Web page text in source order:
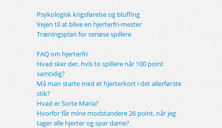
Psykologisk krigsførelse og bluffing
Vejen til at blive en hjerterfri-mester
Træningsplan for seriøse spillere
FAQ om hjerterfri
Hvad sker der, hvis to spillere når 100 point
samtidig?
Må man starte med et hjerterkort i det allerførste
stik?
Hvad er Sorte Maria?
Hvorfor får mine modstandere 26 point, når jeg
tager alle hjerter og spar dame?